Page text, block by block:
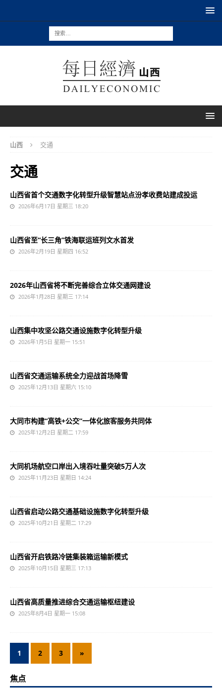
山西 交通
交通
山西省首个交通数字化转型升级智慧站点汾孝收费站建成投运
2026年6月17日 星期三 18:20
山西省至“长三角”铁海联运班列文水首发
2026年2月19日 星期四 16:52
2026年山西省将不断完善综合立体交通网建设
2026年1月28日 星期三 17:14
山西集中攻坚公路交通设施数字化转型升级
2026年1月5日 星期一 15:51
山西省交通运输系统全力迎战首场降雪
2025年12月13日 星期六 15:10
大同市构建“高铁+公交”一体化旅客服务共同体
2025年12月2日 星期二 17:59
大同机场航空口岸出入境吞吐量突破5万人次
2025年11月23日 星期日 14:24
山西省启动公路交通基础设施数字化转型升级
2025年10月21日 星期二 17:29
山西省开启铁路冷链集装箱运输新模式
2025年10月15日 星期三 17:13
山西省高质量推进综合交通运输枢纽建设
2025年8月4日 星期一 15:08
1 2 3 »
焦点